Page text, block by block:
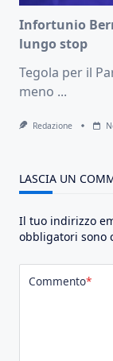
Infortunio
lungo stop
Tegola per il
meno ...
Redazione
LASCIA UN
Il tuo indirizzo
obbligatori sono
Commento*